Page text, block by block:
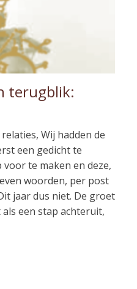
terugblik:
Wij hadden de
een gedicht te
te maken en deze,
woorden, per post
jaar dus niet. De groet
een stap achteruit,